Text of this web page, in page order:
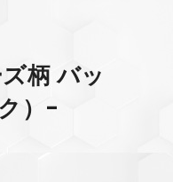
柄 バッ
）-